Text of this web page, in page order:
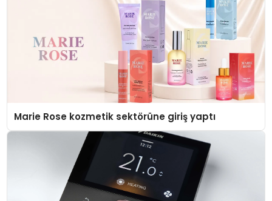
Marie Rose kozmetik sektörüne giriş yaptı